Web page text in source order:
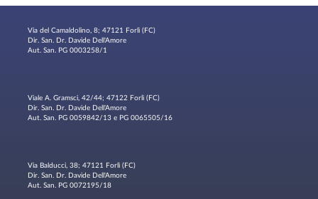
Via del Camaldolino, 8; 47121 Forlì (FC)
Dir. San. Dr. Davide Dell'Amore
Aut. San. PG 0003258/1
Viale A. Gramsci, 42/44; 47122 Forlì (FC)
Dir. San. Dr. Davide Dell'Amore
Aut. San. PG 0059842/13 e PG 0065505/16
Via Balducci, 38; 47121 Forlì (FC)
Dir. San. Dr. Davide Dell'Amore
Aut. San. PG 0072195/18